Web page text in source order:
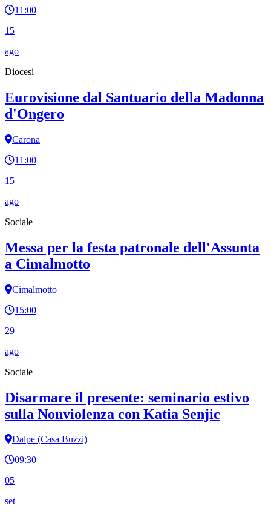
11:00
15
ago
Diocesi
Eurovisione dal Santuario della Madonna
d'Ongero
Carona
11:00
15
ago
Sociale
Messa per la festa patronale dell'Assunta
a Cimalmotto
Cimalmotto
15:00
29
ago
Sociale
Disarmare il presente: seminario estivo
sulla Nonviolenza con Katia Senjic
Dalpe (Casa Buzzi)
09:30
05
set